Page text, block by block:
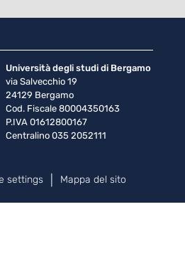
Università degli studi di Bergamo
via Salvecchio 19
24129 Bergamo
Cod. Fiscale 80004350163
P.IVA 01612800167
Centralino 035 2052111
settings Mappa del sito